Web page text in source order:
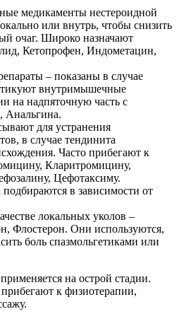
медикаменты нестероидной
или внутрь, чтобы снизить
очаг. Широко назначают
Кетопрофен, Индометацин,
– показаны в случае
внутримышечные
на надпяточную часть с
для устранения
в случае тендинита
Часто прибегают к
Кларитромицину,
Цефотаксиму.
в зависимости от
локальных уколов –
Флостерон. Они используются,
боль спазмольгетиками или
на острой стадии.
к физиотерапии,